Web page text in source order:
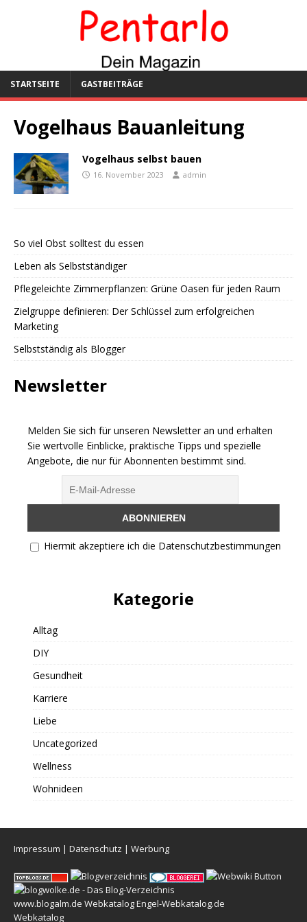
STARTSEITE GASTBEITRÄGE
Vogelhaus Bauanleitung
Vogelhaus selbst bauen
16. November 2023 admin
So viel Obst solltest du essen
Leben als Selbstständiger
Pflegeleichte Zimmerpflanzen: Grüne Oasen für jeden Raum
Zielgruppe definieren: Der Schlüssel zum erfolgreichen
Marketing
Selbstständig als Blogger
Newsletter
Melden Sie sich für unseren Newsletter an und erhalten
Sie wertvolle Einblicke, praktische Tipps und spezielle
Angebote, die nur für Abonnenten bestimmt sind.
Hiermit akzeptiere ich die Datenschutzbestimmungen
Kategorie
Alltag
DIY
Gesundheit
Karriere
Liebe
Uncategorized
Wellness
Wohnideen
Impressum | Datenschutz | Werbung
www.blogalm.de WebkatalogEngel-Webkatalog.de
Webkatalog